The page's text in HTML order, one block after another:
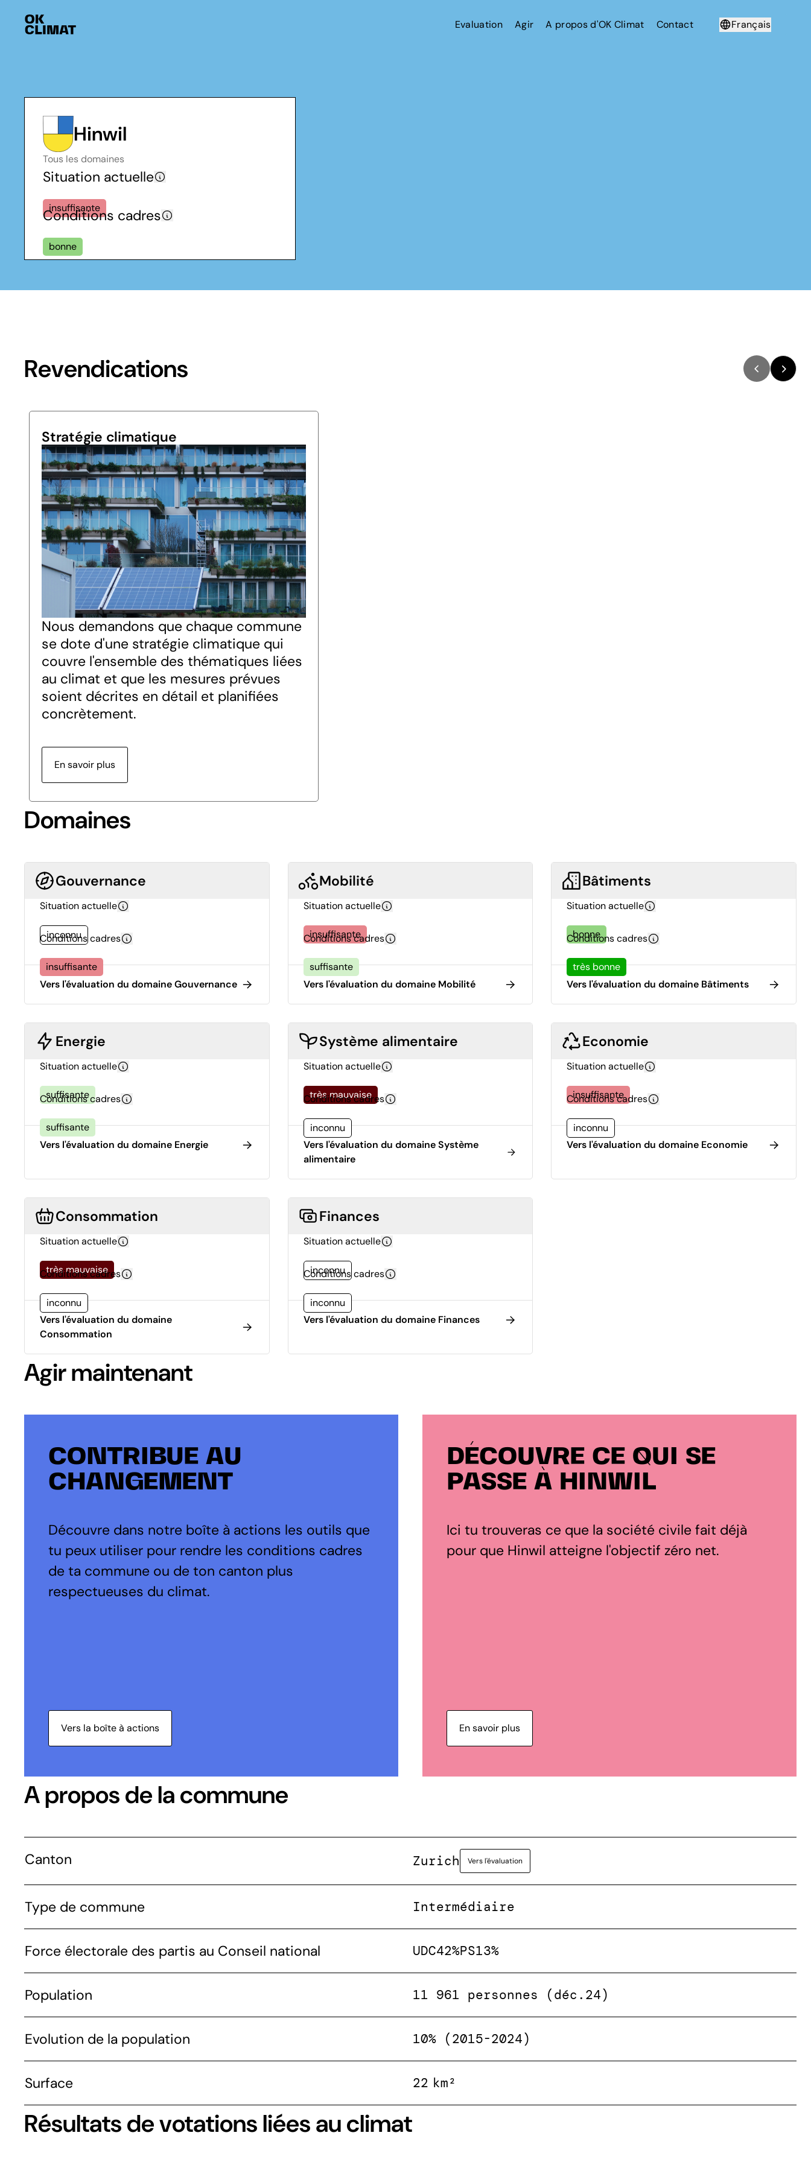
Evaluation Agir A propos d'OK Climat Contact
Français
Hinwil
Tous les domaines
Situation actuelle
insuffisante
Conditions cadres
bonne
Revendications
Stratégie climatique
Nous demandons que chaque commune
se dote d'une stratégie climatique qui
couvre l'ensemble des thématiques liées
au climat et que les mesures prévues
soient décrites en détail et planifiées
concrètement.
En savoir plus
Domaines
Gouvernance
Situation actuelle
inconnu
Conditions cadres
insuffisante
Vers l'évaluation du domaine Gouvernance
Mobilité
Situation actuelle
insuffisante
Conditions cadres
suffisante
Vers l'évaluation du domaine Mobilité
Bâtiments
Situation actuelle
bonne
Conditions cadres
très bonne
Vers l'évaluation du domaine Bâtiments
Energie
Situation actuelle
suffisante
Conditions cadres
suffisante
Vers l'évaluation du domaine Energie
Système alimentaire
Situation actuelle
très mauvaise
Conditions cadres
inconnu
Vers l'évaluation du domaine Système
alimentaire
Economie
Situation actuelle
insuffisante
Conditions cadres
inconnu
Vers l'évaluation du domaine Economie
Consommation
Situation actuelle
très mauvaise
Conditions cadres
inconnu
Vers l'évaluation du domaine
Consommation
Finances
Situation actuelle
inconnu
Conditions cadres
inconnu
Vers l'évaluation du domaine Finances
Agir maintenant
CONTRIBUE AU
CHANGEMENT
Découvre dans notre boîte à actions les outils que
tu peux utiliser pour rendre les conditions cadres
de ta commune ou de ton canton plus
respectueuses du climat.
Vers la boîte à actions
DÉCOUVRE CE QUI SE
PASSE À HINWIL
Ici tu trouveras ce que la société civile fait déjà
pour que Hinwil atteigne l'objectif zéro net.
En savoir plus
A propos de la commune
Canton Zurich Vers l'évaluation
Type de commune Intermédiaire
Force électorale des partis au Conseil national UDC42%PS13%
Population 11 961 personnes (déc.24)
Evolution de la population 10% (2015-2024)
Surface 22 km²
Résultats de votations liées au climat